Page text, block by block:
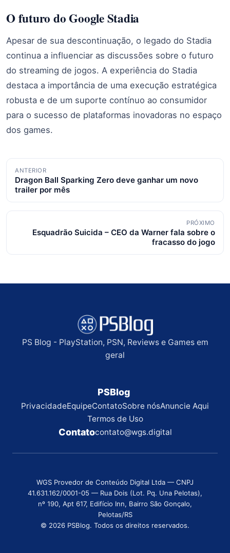
O futuro do Google Stadia
Apesar de sua descontinuação, o legado do Stadia
continua a influenciar as discussões sobre o futuro
do streaming de jogos. A experiência do Stadia
destaca a importância de uma execução estratégica
robusta e de um suporte contínuo ao consumidor
para o sucesso de plataformas inovadoras no espaço
dos games.
Navegação
de
posts
ANTERIOR
Dragon Ball Sparking Zero deve ganhar um novo
trailer por mês
PRÓXIMO
Esquadrão Suicida – CEO da Warner fala sobre o
fracasso do jogo
PS Blog - PlayStation, PSN, Reviews e Games em
geral
PSBlog
PrivacidadeEquipeContatoSobre nósAnuncie Aqui
Termos de Uso
Contatocontato@wgs.digital
WGS Provedor de Conteúdo Digital Ltda — CNPJ
41.631.162/0001-05 — Rua Dois (Lot. Pq. Una Pelotas),
nº 190, Apt 617, Edifício Inn, Bairro São Gonçalo,
Pelotas/RS
© 2026 PSBlog. Todos os direitos reservados.